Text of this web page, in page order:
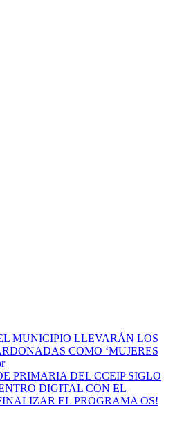
MUNICIPIO LLEVARÁN LOS
COMO ‘MUJERES
PRIMARIA DEL CCEIP SIGLO
DIGITAL CON EL
EL PROGRAMA OS!